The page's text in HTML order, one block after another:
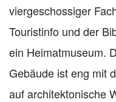
viergeschossiger
Touristinfo und der
ein Heimatmuseum.
Gebäude ist eng mit
auf architektonische